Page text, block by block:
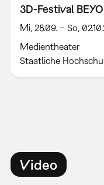
3D-Festival
Mi, 28.09. – So,
Medientheater
Staatliche
Video